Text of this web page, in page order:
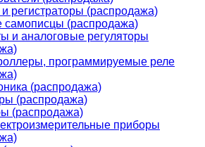
и регистраторы (распродажа)
(распродажа)
и аналоговые регуляторы
программируемые реле
(распродажа)
(распродажа)
(распродажа)
приборы